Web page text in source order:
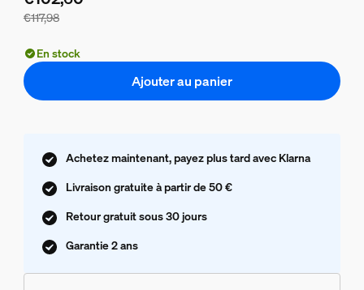
€117,98
En stock
Ajouter au panier
Achetez maintenant, payez plus tard avec Klarna
Livraison gratuite à partir de 50 €
Retour gratuit sous 30 jours
Garantie 2 ans